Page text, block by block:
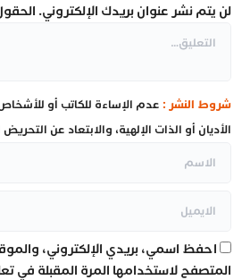
لن يتم نشر عنوان بريدك الإلكتروني.
شروط النشر : عدم الإساءة للكاتب أو
الأديان أو الذات الإلهية، والابتعاد عن
احفظ اسمي، بريدي الإلكتروني،
المتصفح لاستخدامها المرة المقبلة في